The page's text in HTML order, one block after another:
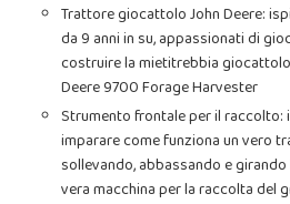
Trattore giocattolo John Deere:
da 9 anni in su, appassionati di
costruire la mietitrebbia giocattolo
Deere 9700 Forage Harvester
Strumento frontale per il raccolto:
imparare come funziona un vero
sollevando, abbassando e
vera macchina per la raccolta del